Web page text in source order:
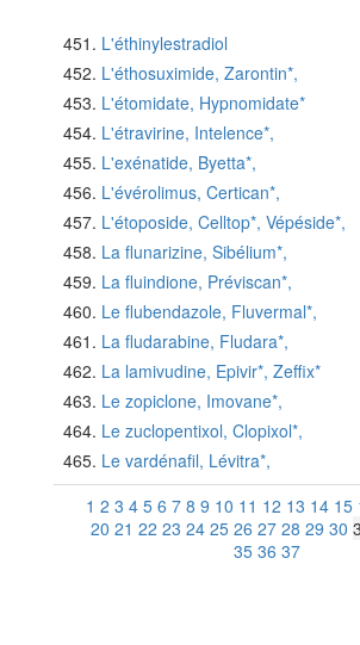
L'éthinylestradiol
L'éthosuximide, Zarontin*,
L'étomidate, Hypnomidate*
L'étravirine, Intelence*,
L'exénatide, Byetta*,
L'évérolimus, Certican*,
L'étoposide, Celltop*, Vépéside*,
La flunarizine, Sibélium*,
La fluindione, Préviscan*,
Le flubendazole, Fluvermal*,
La fludarabine, Fludara*,
La lamivudine, Epivir*, Zeffix*
Le zopiclone, Imovane*,
Le zuclopentixol, Clopixol*,
Le vardénafil, Lévitra*,
1 2 3 4 5 6 7 8 9 10 11 12 13 14 15
20 21 22 23 24 25 26 27 28 29 30
35 36 37